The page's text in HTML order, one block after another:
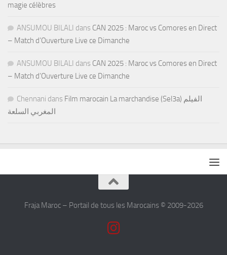
magie célèbres
ANSUMOU BILALI dans CAN 2025 : Maroc vs Comores en Direct
– Match d’Ouverture Live ce Dimanche
ANSUMOU BILALI dans CAN 2025 : Maroc vs Comores en Direct
– Match d’Ouverture Live ce Dimanche
Chennani dans Film marocain La marchandise (Sel3a) الفيلم
المغربي السلعة
Fraja Maroc – Portail de tous les Marocains © 2009-2026